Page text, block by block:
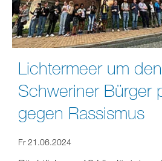
Lichtermeer um
Schweriner Bürger
gegen Rassismus
Fr 21.06.2024